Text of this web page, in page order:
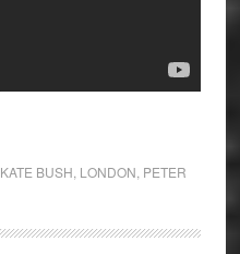
KATE BUSH LONDON PETER